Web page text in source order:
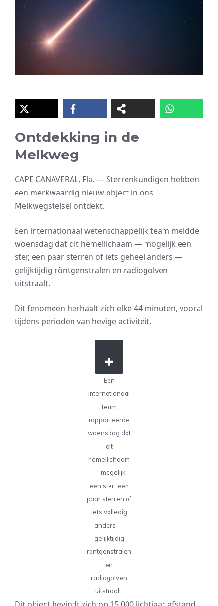
Ontdekking in de
Melkweg
CAPE CANAVERAL, Fla. — Sterrenkundigen hebben
een merkwaardig nieuw object in ons
Melkwegstelsel ontdekt.
Een internationaal wetenschappelijk team meldde
woensdag dat dit hemellichaam — mogelijk een
ster, een paar sterren of iets geheel anders —
gelijktijdig röntgenstralen en radiogolven
uitstraalt.
Dit fenomeen herhaalt zich elke 44 minuten, vooral
tijdens perioden van hevige activiteit.
Een
internationaal
team
rapporteerde
woensdag dat
dit
hemellichaam
— mogelijk
een ster, een
paar sterren of
iets volledig
anders —
gelijktijdig
röntgenstralen
en
radiogolven
uitstraalt.